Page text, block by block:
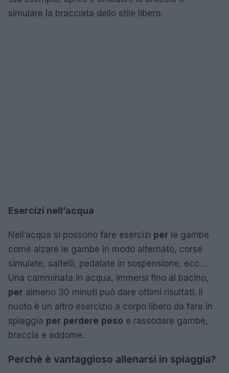
simulare la bracciata dello stile libero.
Esercizi nell’acqua
Nell’acqua si possono fare esercizi per le gambe
come alzare le gambe in modo alternato, corse
simulate, saltelli, pedalate in sospensione, ecc…
Una camminata in acqua, immersi fino al bacino,
per almeno 30 minuti può dare ottimi risultati. Il
nuoto è un altro esercizio a corpo libero da fare in
spiaggia per perdere peso e rassodare gambe,
braccia e addome.
Perché è vantaggioso allenarsi in spiaggia?